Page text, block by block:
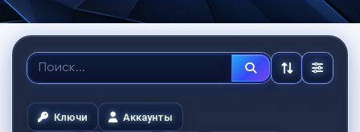
Ключи Аккаунты